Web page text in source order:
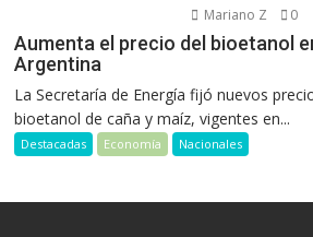
Mariano Z
0
Aumenta el precio del bioetanol
Argentina
La Secretaría de Energía fijó nuevos
bioetanol de caña y maíz, vigentes en...
Destacadas Economía Nacionales